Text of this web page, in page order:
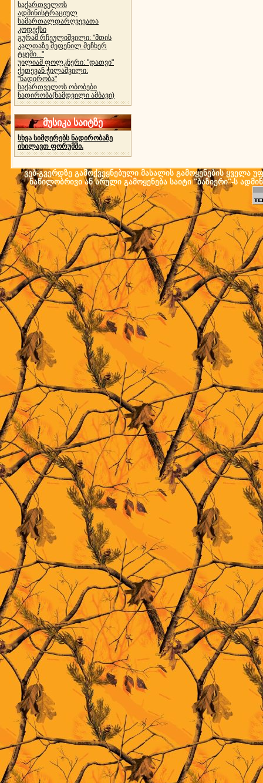
საქართველოს
ადმინისტრაციულ
სამართალდარღვევათა
კოდექსი
გურამ რჩეულიშვილი: "მთის
კალთაზე შეფენილ მეჩხერ
ტყეში..."
უილიამ ფოლკნერი: "დათვი"
ქეთევან ჭილაშვილი:
"ნადირობა"
საქართველოს ობობები
ნადირობა(ნამდვილი ამბავი)
მუსიკა საიტზე
სხვა სიმღერებს ნადირობაზე
იხილავთ ფორუმში.
ვებ-გვერდზე გამოქვეყნებული მასალის გამოყენების ყველა
ნაწილობრივი ან სრული გამოყენება საიტი "ბაზიერი"-ს